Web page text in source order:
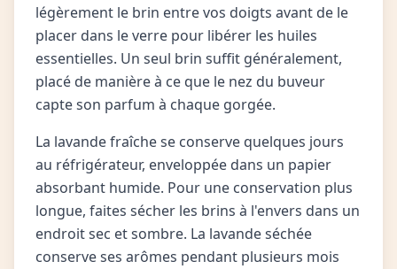
légèrement le brin entre vos doigts avant de le
placer dans le verre pour libérer les huiles
essentielles. Un seul brin suffit généralement,
placé de manière à ce que le nez du buveur
capte son parfum à chaque gorgée.
La lavande fraîche se conserve quelques jours
au réfrigérateur, enveloppée dans un papier
absorbant humide. Pour une conservation plus
longue, faites sécher les brins à l'envers dans un
endroit sec et sombre. La lavande séchée
conserve ses arômes pendant plusieurs mois